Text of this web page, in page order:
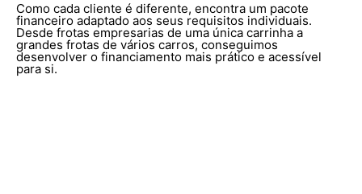
Como cada cliente é diferente, encontra um pacote
financeiro adaptado aos seus requisitos individuais.
Desde frotas empresarias de uma única carrinha a
grandes frotas de vários carros, conseguimos
desenvolver o financiamento mais prático e acessível
para si.